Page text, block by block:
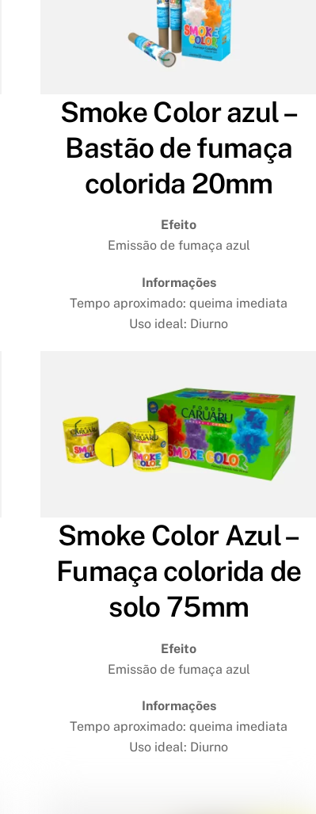
Smoke Color azul –
Bastão de fumaça
colorida 20mm
Efeito
Emissão de fumaça azul
Informações
Tempo aproximado: queima imediata
Uso ideal: Diurno
Smoke Color Azul –
Fumaça colorida de
solo 75mm
Efeito
Emissão de fumaça azul
Informações
Tempo aproximado: queima imediata
Uso ideal: Diurno